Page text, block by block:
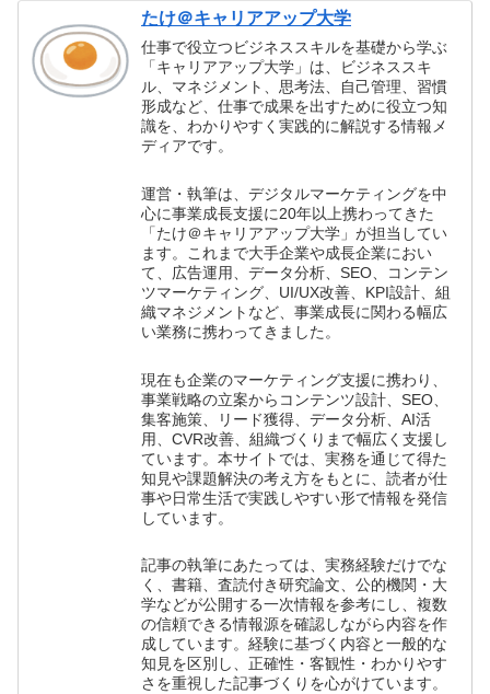
たけ＠キャリアアップ大学
仕事で役立つビジネススキルを基礎から学ぶ
「キャリアアップ大学」は、ビジネススキ
ル、マネジメント、思考法、自己管理、習慣
形成など、仕事で成果を出すために役立つ知
識を、わかりやすく実践的に解説する情報メ
ディアです。
運営・執筆は、デジタルマーケティングを中
心に事業成長支援に20年以上携わってきた
「たけ＠キャリアアップ大学」が担当してい
ます。これまで大手企業や成長企業におい
て、広告運用、データ分析、SEO、コンテン
ツマーケティング、UI/UX改善、KPI設計、組
織マネジメントなど、事業成長に関わる幅広
い業務に携わってきました。
現在も企業のマーケティング支援に携わり、
事業戦略の立案からコンテンツ設計、SEO、
集客施策、リード獲得、データ分析、AI活
用、CVR改善、組織づくりまで幅広く支援し
ています。本サイトでは、実務を通じて得た
知見や課題解決の考え方をもとに、読者が仕
事や日常生活で実践しやすい形で情報を発信
しています。
記事の執筆にあたっては、実務経験だけでな
く、書籍、査読付き研究論文、公的機関・大
学などが公開する一次情報を参考にし、複数
の信頼できる情報源を確認しながら内容を作
成しています。経験に基づく内容と一般的な
知見を区別し、正確性・客観性・わかりやす
さを重視した記事づくりを心がけています。